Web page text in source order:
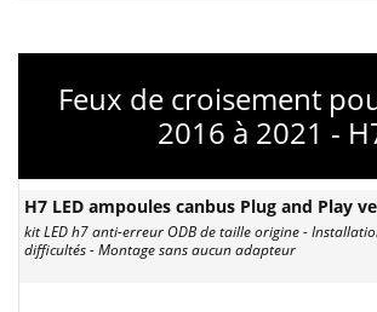
Feux de croisement
2016 à 2021 -
H7 LED ampoules canbus Plug and Play
kit LED h7 anti-erreur ODB de taille origine -
difficultés - Montage sans aucun adapteur